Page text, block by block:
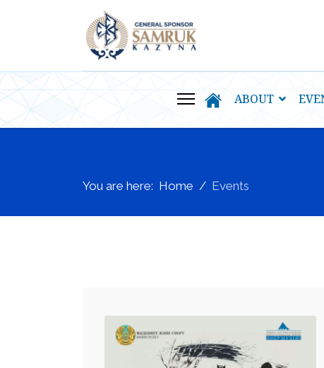
ABOUT
You are here: Home Events